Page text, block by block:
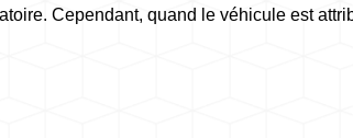
Cependant, quand le véhicule est